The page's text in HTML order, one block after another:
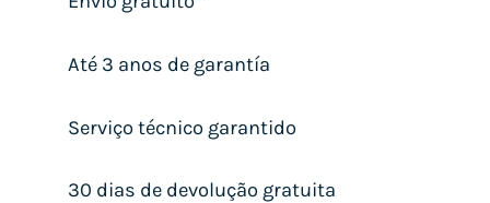
Até 3 anos de garantía
Serviço técnico garantido
30 dias de devolução gratuita